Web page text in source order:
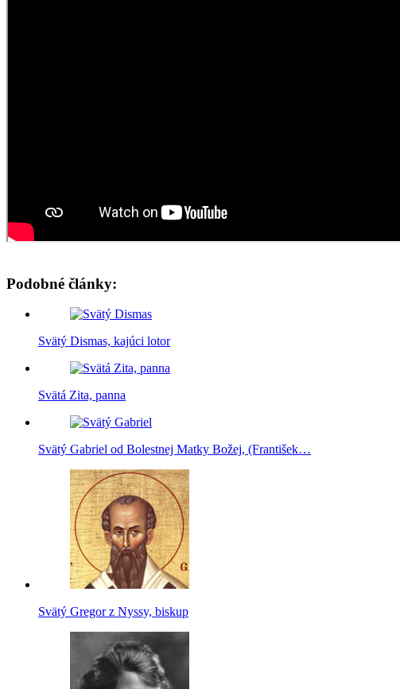
Podobné články:
Svätý Dismas, kajúci lotor
Svätá Zita, panna
Svätý Gabriel od Bolestnej Matky Božej, (František…
Svätý Gregor z Nyssy, biskup